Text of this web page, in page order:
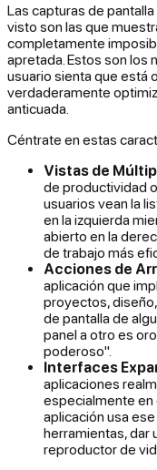
Las capturas de
visto son las que
completamente
apretada. Estos son los
usuario sienta que está
verdaderamente
anticuada.
Céntrate en estas
Vistas de
de productividad
usuarios vean la
en la izquierda
abierto en la
de trabajo más
Acciones de
aplicación que
proyectos,
de pantalla de
panel a otro es
poderoso".
Interfaces
aplicaciones
especialmente en
aplicación usa
herramientas, dar
reproductor de